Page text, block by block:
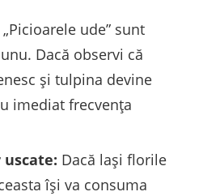
„Picioarele ude” sunt
Dacă observi că
și tulpina devine
imediat frecvența
Dacă lași florile
își va consuma